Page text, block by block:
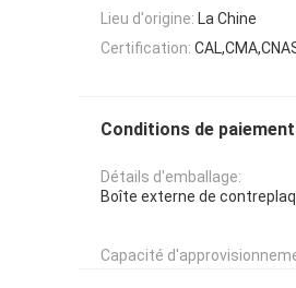
Lieu d'origine: La Chine
Certification:
Conditions de
Détails d'emballage:
Boîte externe de
Capacité